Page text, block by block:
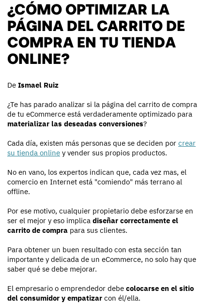
¿CÓMO OPTIMIZAR LA
PÁGINA DEL CARRITO DE
COMPRA EN TU TIENDA
ONLINE?
De Ismael Ruiz
¿Te has parado analizar si la página del carrito de compra
de tu eCommerce está verdaderamente optimizado para
materializar las deseadas conversiones?
Cada día, existen más personas que se deciden por crear
su tienda online y vender sus propios productos.
No en vano, los expertos indican que, cada vez mas, el
comercio en Internet está "comiendo" más terrano al
offline.
Por ese motivo, cualquier propietario debe esforzarse en
ser el mejor y eso implica diseñar correctamente el
carrito de compra para sus clientes.
Para obtener un buen resultado con esta sección tan
importante y delicada de un eCommerce, no solo hay que
saber qué se debe mejorar.
El empresario o emprendedor debe colocarse en el sitio
del consumidor y empatizar con él/ella.